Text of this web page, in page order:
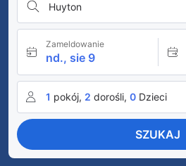
Huyton
Zameldowanie
nd., sie 9
1 pokój, 2 dorośli, 0 Dzieci
SZUKAJ